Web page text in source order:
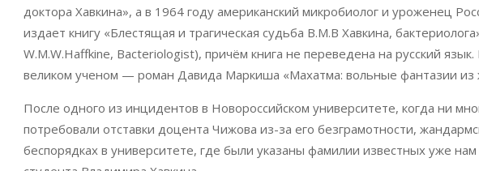
доктора Хавкина», а в 1964 году американский микробиолог и уроженец
издает книгу «Блестящая и трагическая судьба В.М.В Хавкина,
W.M.W.Haffkine, Bacteriologist), причём книга не переведена на русский
великом ученом — роман Давида Маркиша «Махатма: вольные фантазии из
После одного из инцидентов в Новороссийском университете, когда ни
потребовали отставки доцента Чижова из-за его безграмотности,
беспорядках в университете, где были указаны фамилии известных уже